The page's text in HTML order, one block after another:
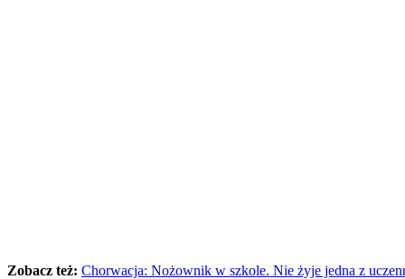
Zobacz też: Chorwacja: Nożownik w szkole. Nie żyje jedna z